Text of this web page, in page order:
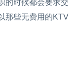
的时候都会要求交
那些无费用的KTV